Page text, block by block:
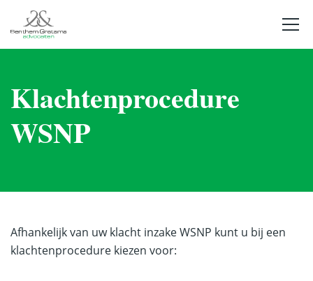
Klachtenprocedure
WSNP
Afhankelijk van uw klacht inzake WSNP kunt u bij een
klachtenprocedure kiezen voor: